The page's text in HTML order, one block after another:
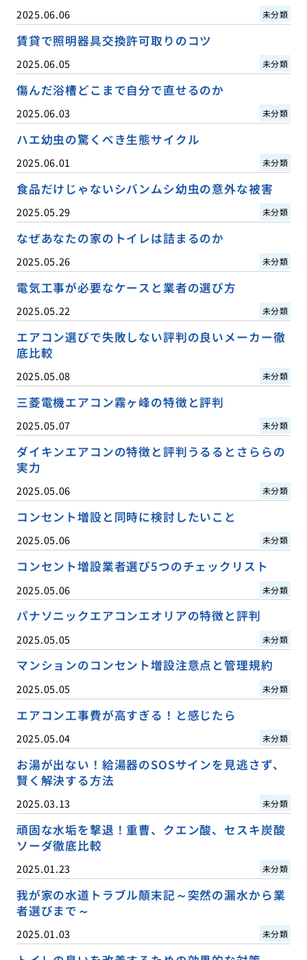
2025.06.06 未分類
賃貸で照明器具交換許可取りのコツ
2025.06.05 未分類
傷んだ浴槽どこまで自分で直せるのか
2025.06.03 未分類
ハエ幼虫の驚くべき生態サイクル
2025.06.01 未分類
食品だけじゃないシバンムシ幼虫の意外な被害
2025.05.29 未分類
なぜあなたの家のトイレは詰まるのか
2025.05.26 未分類
電気工事が必要なケースと業者の選び方
2025.05.22 未分類
エアコン選びで失敗しない評判の良いメーカー徹
底比較
2025.05.08 未分類
三菱電機エアコン霧ヶ峰の特徴と評判
2025.05.07 未分類
ダイキンエアコンの特徴と評判うるるとさららの
実力
2025.05.06 未分類
コンセント増設と同時に検討したいこと
2025.05.06 未分類
コンセント増設業者選び5つのチェックリスト
2025.05.06 未分類
パナソニックエアコンエオリアの特徴と評判
2025.05.05 未分類
マンションのコンセント増設注意点と管理規約
2025.05.05 未分類
エアコン工事費が高すぎる！と感じたら
2025.05.04 未分類
お湯が出ない！給湯器のSOSサインを見逃さず、
賢く解決する方法
2025.03.13 未分類
頑固な水垢を撃退！重曹、クエン酸、セスキ炭酸
ソーダ徹底比較
2025.01.23 未分類
我が家の水道トラブル顛末記～突然の漏水から業
者選びまで～
2025.01.03 未分類